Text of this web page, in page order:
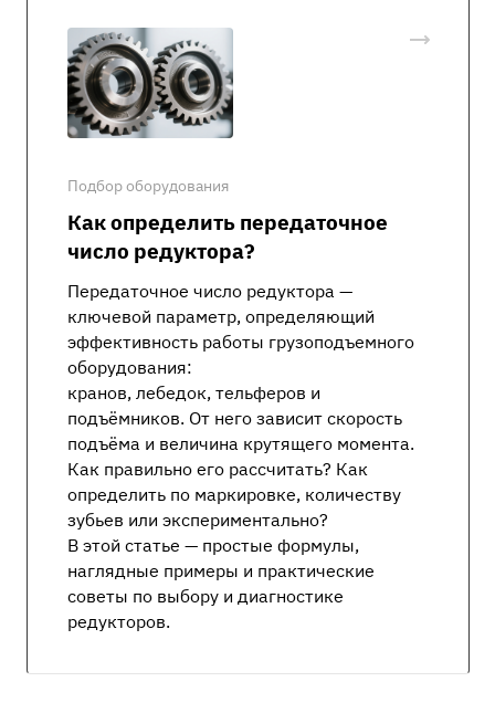
Подбор оборудования
Как определить передаточное
число редуктора?
Передаточное число редуктора —
ключевой параметр, определяющий
эффективность работы грузоподъемного
оборудования:
кранов, лебедок, тельферов и
подъёмников. От него зависит скорость
подъёма и величина крутящего момента.
Как правильно его рассчитать? Как
определить по маркировке, количеству
зубьев или экспериментально?
В этой статье — простые формулы,
наглядные примеры и практические
советы по выбору и диагностике
редукторов.